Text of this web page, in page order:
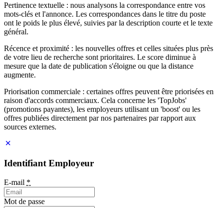
Pertinence textuelle : nous analysons la correspondance entre vos
mots-clés et l'annonce. Les correspondances dans le titre du poste
ont le poids le plus élevé, suivies par la description courte et le texte
général.
Récence et proximité : les nouvelles offres et celles situées plus près
de votre lieu de recherche sont prioritaires. Le score diminue à
mesure que la date de publication s'éloigne ou que la distance
augmente.
Priorisation commerciale : certaines offres peuvent être priorisées en
raison d'accords commerciaux. Cela concerne les 'TopJobs'
(promotions payantes), les employeurs utilisant un 'boost' ou les
offres publiées directement par nos partenaires par rapport aux
sources externes.
Identifiant Employeur
E-mail *
Mot de passe